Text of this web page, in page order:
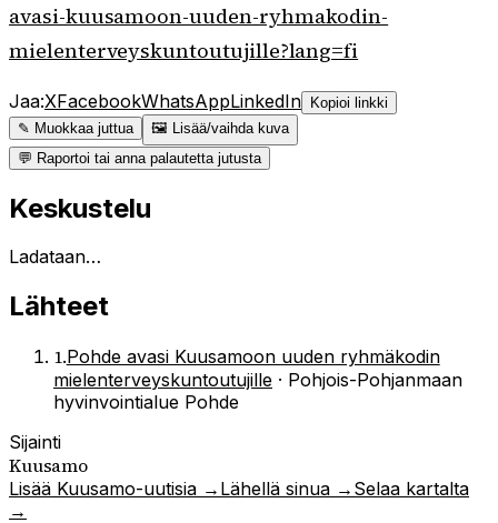
avasi-kuusamoon-uuden-ryhmakodin-
mielenterveyskuntoutujille?lang=fi
Jaa:XFacebookWhatsAppLinkedIn Kopioi linkki
✎ Muokkaa juttua
🖼 Lisää/vaihda kuva
💬 Raportoi tai anna palautetta jutusta
Keskustelu
Ladataan…
Lähteet
1.Pohde avasi Kuusamoon uuden ryhmäkodin
mielenterveyskuntoutujille · Pohjois-Pohjanmaan
hyvinvointialue Pohde
Sijainti
Kuusamo
Lisää Kuusamo-uutisia → Lähellä sinua → Selaa kartalta
→